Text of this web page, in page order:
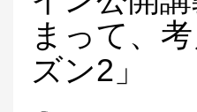
まって、
ズン2」